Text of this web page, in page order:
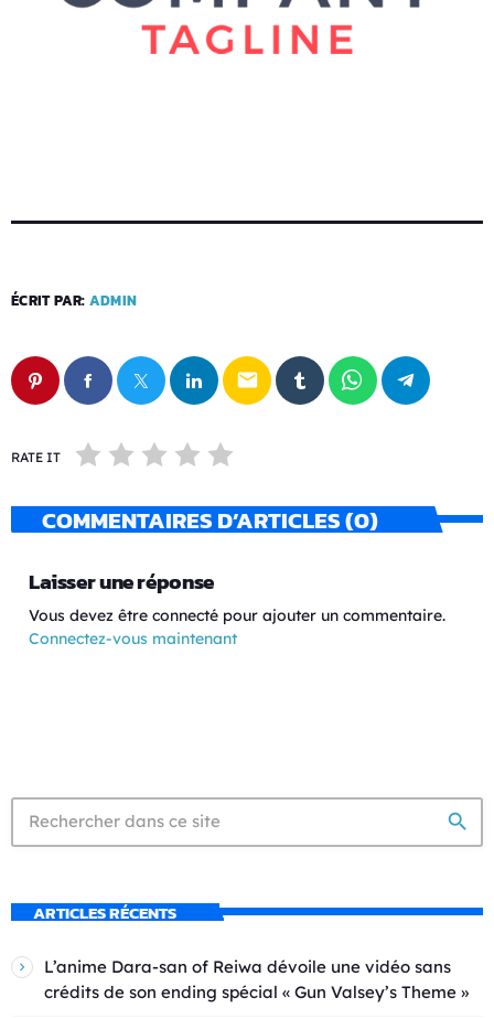
ÉCRIT PAR: ADMIN
email
RATE IT
COMMENTAIRES D’ARTICLES (0)
Laisser une réponse
Vous devez être connecté pour ajouter un commentaire.
Connectez-vous maintenant
search
ARTICLES RÉCENTS
L’anime Dara-san of Reiwa dévoile une vidéo sans
crédits de son ending spécial « Gun Valsey’s Theme »